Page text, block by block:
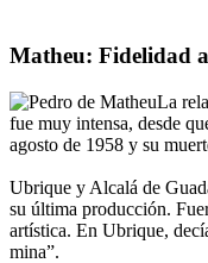
Matheu: Fidelidad
La
fue muy intensa, desde
agosto de 1958 y su
Ubrique y Alcalá de
su última producción.
artística. En Ubrique,
mina”.